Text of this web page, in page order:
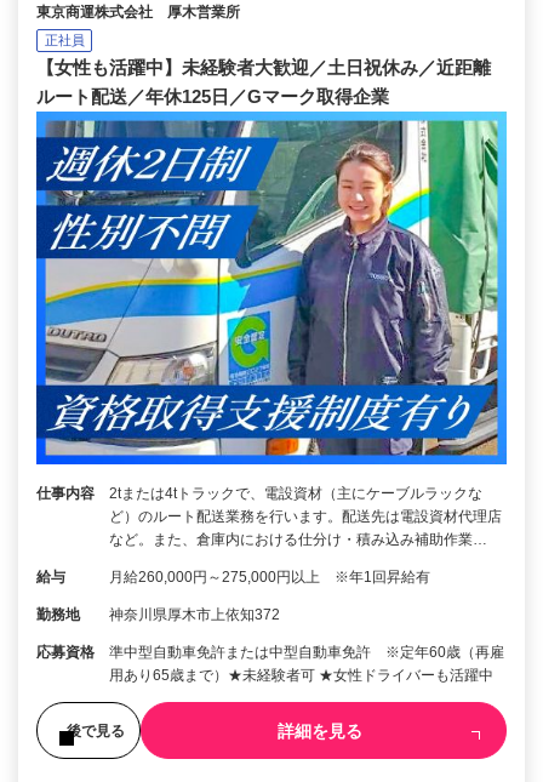
東京商運株式会社 厚木営業所
正社員
【女性も活躍中】未経験者大歓迎／土日祝休み／近距離
ルート配送／年休125日／Gマーク取得企業
仕事内容
2tまたは4tトラックで、電設資材（主にケーブルラックな
ど）のルート配送業務を行います。配送先は電設資材代理店
など。また、倉庫内における仕分け・積み込み補助作業…
給与 月給260,000円～275,000円以上 ※年1回昇給有
勤務地 神奈川県厚木市上依知372
応募資格
準中型自動車免許または中型自動車免許 ※定年60歳（再雇
用あり65歳まで）★未経験者可 ★女性ドライバーも活躍中
後で見る 詳細を見る